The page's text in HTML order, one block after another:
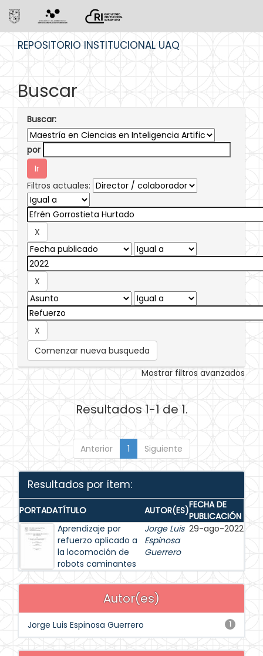
REPOSITORIO INSTITUCIONAL UAQ
Buscar
Buscar:
por
Filtros actuales:
Comenzar nueva busqueda
Mostrar filtros avanzados
Resultados 1-1 de 1.
Anterior 1 Siguiente
Resultados por ítem:
PORTADATÍTULO AUTOR(ES)FECHA DE
PUBLICACIÓN
Aprendizaje por
refuerzo aplicado a
la locomoción de
robots caminantes
Jorge Luis
Espinosa
Guerrero
29-ago-2022
Autor(es)
1
Jorge Luis Espinosa Guerrero